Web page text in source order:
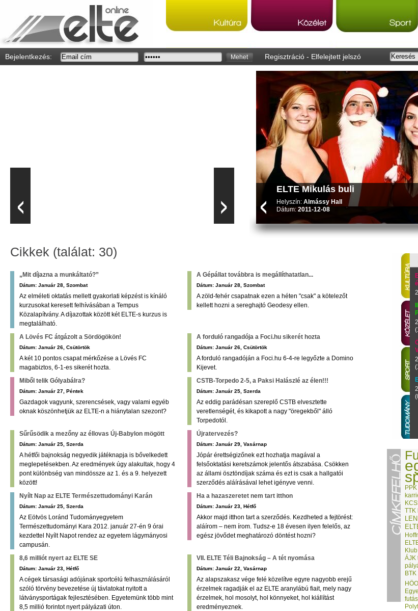
Bejelentkezés: Mehet Regisztráció - Elfelejtett jelszó
Van esély a külföldi továbbtanulásra
lehetőségek az EDUCATIO-n
A felsőoktatásba készülő diákok szinte megrohamozták a
külföldre közvetítő szervezeteket és a külföldi iskolák
képviselőit.Mi a választék?
ELTE Mikulás buli
Helyszín: Almássy Hall
Dátum: 2011-12-08
Cikkek (találat: 30)
„Mit díjazna a munkáltató?”
Dátum: Január 28, Szombat
Az elméleti oktatás mellett gyakorlati képzést is kínáló
kurzusokat keresett felhívásában a Tempus
Közalapítvány. A díjazottak között két ELTE-s kurzus is
megtalálható.
A Gépállat továbbra is megállíthatatlan...
Dátum: Január 28, Szombat
A zöld-fehér csapatnak ezen a héten "csak" a kötelezőt
kellett hozni a sereghajtó Geodesy ellen.
A Lövés FC átgázolt a Sördögökön!
Dátum: Január 26, Csütörtök
A két 10 pontos csapat mérkőzése a Lövés FC
magabiztos, 6-1-es sikerét hozta.
A forduló rangadója a Foci.hu sikerét hozta
Dátum: Január 26, Csütörtök
A forduló rangadóján a Foci.hu 6-4-re legyőzte a Domino
Kijevet.
Miből telik Gólyabálra?
Dátum: Január 27, Péntek
Gazdagok vagyunk, szerencsések, vagy valami egyéb
oknak köszönhetjük az ELTE-n a hiánytalan szezont?
CSTB-Torpedo 2-5, a Paksi Halászlé az élen!!!
Dátum: Január 25, Szerda
Az eddig parádésan szereplő CSTB elvesztette
veretlenségét, és kikapott a nagy "öregekből" álló
Torpedotól.
Sűrűsödik a mezőny az éllovas Új-Babylon mögött
Dátum: Január 25, Szerda
A hétfői bajnokság negyedik játéknapja is bővelkedett
meglepetésekben. Az eredmények úgy alakultak, hogy 4
pont különbség van mindössze az 1. és a 9. helyezett
között!
Újratervezés?
Dátum: Január 29, Vasárnap
Jópár érettségizőnek ezt hozhatja magával a
felsőoktatási keretszámok jelentős átszabása. Csökken
az állami ösztöndíjak száma és ezt is csak a hallgatói
szerződés aláírásával lehet igényve venni.
Nyílt Nap az ELTE Természettudományi Karán
Dátum: Január 25, Szerda
Az Eötvös Loránd Tudományegyetem
Természettudományi Kara 2012. január 27-én 9 órai
kezdettel Nyílt Napot rendez az egyetem lágymányosi
campusán.
Ha a hazaszeretet nem tart itthon
Dátum: Január 23, Hétfő
Akkor majd itthon tart a szerződés. Kezdheted a fejtörést:
aláírom – nem írom. Tudsz-e 18 évesen ilyen felelős, az
egész jövődet meghatározó döntést hozni?
8,6 milliót nyert az ELTE SE
Dátum: Január 23, Hétfő
A cégek társasági adójának sportcélú felhasználásáról
szóló törvény bevezetése új távlatokat nyitott a
látványsportágak fejlesztésében. Egyetemünk több mint
8,5 millió forintot nyert pályázati úton.
VII. ELTE Téli Bajnokság – A tét nyomása
Dátum: Január 22, Vasárnap
Az alapszakasz vége felé közelítve egyre nagyobb erejű
érzelmek ragadják el az ELTE aranylábú fiait, mely nagy
érzelmek, hol mosolyt, hol könnyeket, hol kiállítást
eredményeznek.
PPK
TTK
LEN
Klub
ÁJK
BTK
futás